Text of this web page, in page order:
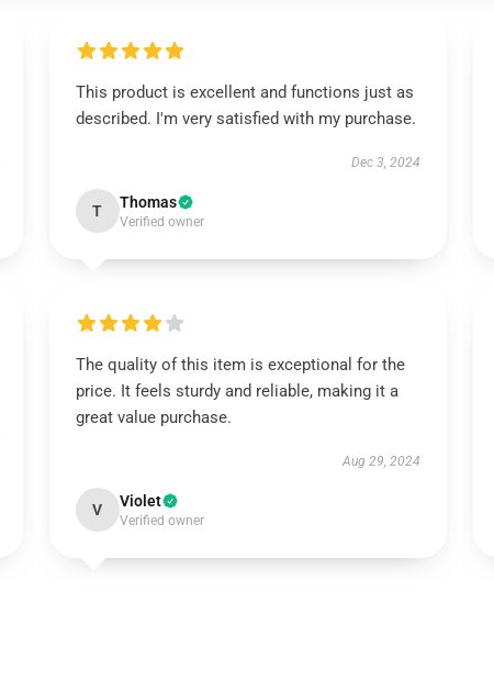
This product is excellent and functions just as
described. I'm very satisfied with my purchase.
Dec 3, 2024
T Thomas
Verified owner
The quality of this item is exceptional for the
price. It feels sturdy and reliable, making it a
great value purchase.
Aug 29, 2024
V Violet
Verified owner